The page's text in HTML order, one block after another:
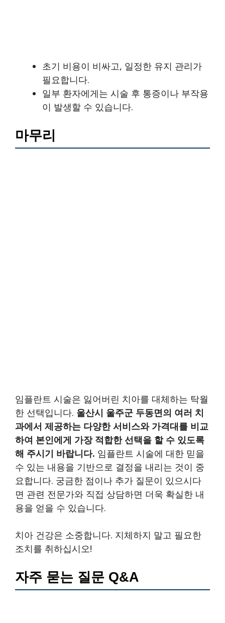
초기 비용이 비싸고, 일정한 유지 관리가
필요합니다.
일부 환자에게는 시술 후 통증이나 부작용
이 발생할 수 있습니다.
마무리
임플란트 시술은 잃어버린 치아를 대체하는 탁월
한 선택입니다. 울산시 울주군 두동면의 여러 치
과에서 제공하는 다양한 서비스와 가격대를 비교
하여 본인에게 가장 적합한 선택을 할 수 있도록
해 주시기 바랍니다. 임플란트 시술에 대한 믿을
수 있는 내용을 기반으로 결정을 내리는 것이 중
요합니다. 궁금한 점이나 추가 질문이 있으시다
면 관련 전문가와 직접 상담하면 더욱 확실한 내
용을 얻을 수 있습니다.
치아 건강은 소중합니다. 지체하지 말고 필요한
조치를 취하십시오!
자주 묻는 질문 Q&A